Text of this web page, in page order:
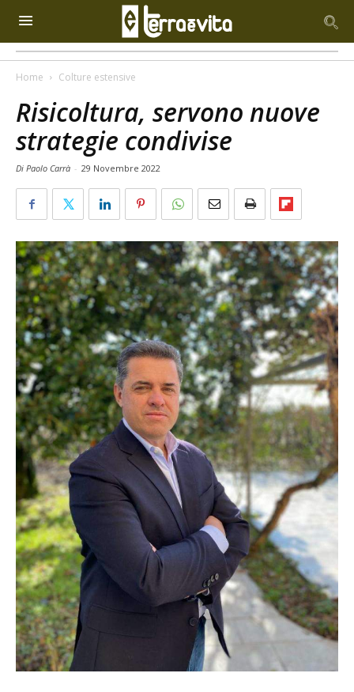
Home Colture estensive
Risicoltura, servono nuove
strategie condivise
Di Paolo Carrà - 29 Novembre 2022